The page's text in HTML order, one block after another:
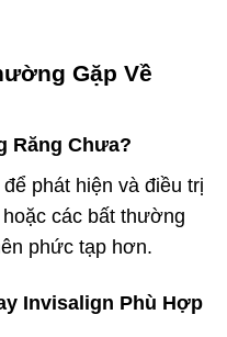
Gặp Về
Răng Chưa?
phát hiện và điều trị
hoặc các bất thường
phức tạp hơn.
Invisalign Phù Hợp